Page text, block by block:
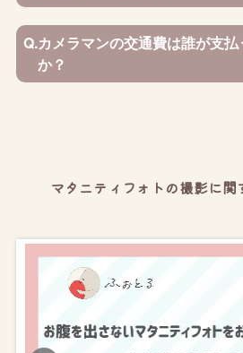
Q.カメラマンの交通費は誰が支
か？
マタニティフォトの撮影に関